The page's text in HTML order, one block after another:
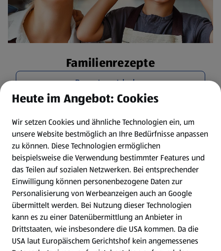
Familienrezepte
Rezepte entdecken
Heute im Angebot: Cookies
Wir setzen Cookies und ähnliche Technologien ein, um
unsere Website bestmöglich an Ihre Bedürfnisse anpassen
zu können. Diese Technologien ermöglichen
beispielsweise die Verwendung bestimmter Features und
das Teilen auf sozialen Netzwerken. Bei entsprechender
Einwilligung können personenbezogene Daten zur
Personalisierung von Werbeanzeigen auch an Google
übermittelt werden. Bei Nutzung dieser Technologien
kann es zu einer Datenübermittlung an Anbieter in
Drittstaaten, wie insbesondere die USA kommen. Da die
USA laut Europäischem Gerichtshof kein angemessenes